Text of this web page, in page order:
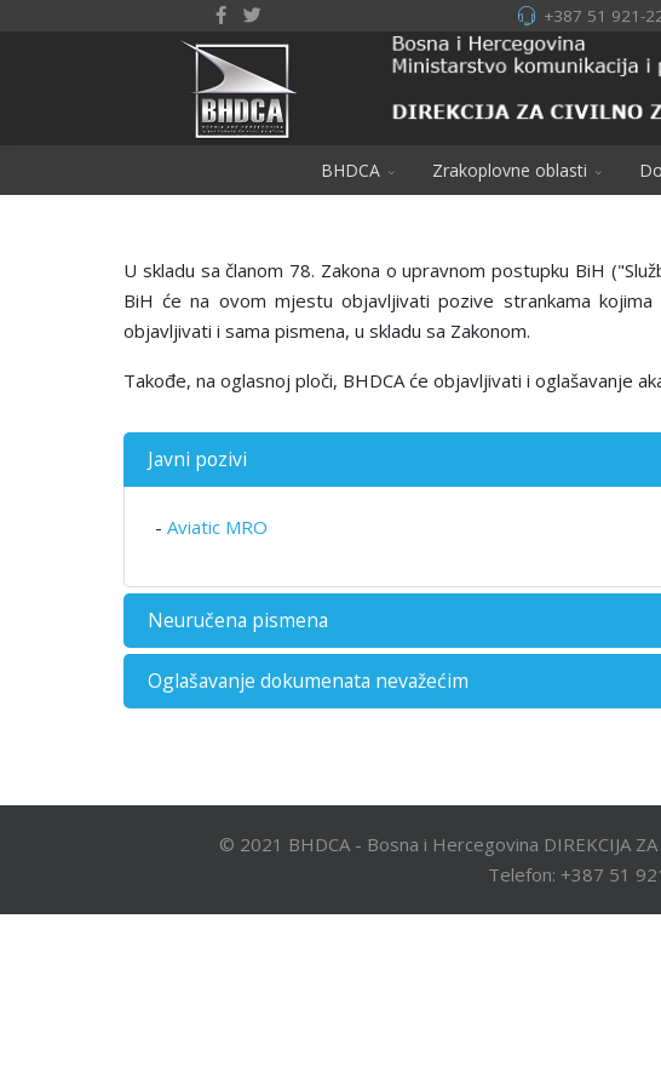
+387 51 921-
BHDCA Zrakoplovne oblasti
U skladu sa članom 78. Zakona o upravnom postupku BiH
BiH će na ovom mjestu objavlјivati pozive strankama
objavlјivati i sama pismena, u skladu sa Zakonom.
Takođe, na oglasnoj ploči, BHDCA će objavljivati i oglašavanje
Javni pozivi
- Aviatic MRO
Neuručena pismena
Oglašavanje dokumenata nevažećim
© 2021 BHDCA - Bosna i Hercegovina DIREKCIJA
Telefon: +387 51